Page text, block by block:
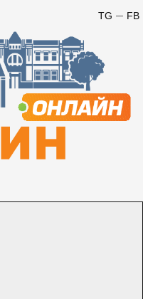
FB
TG